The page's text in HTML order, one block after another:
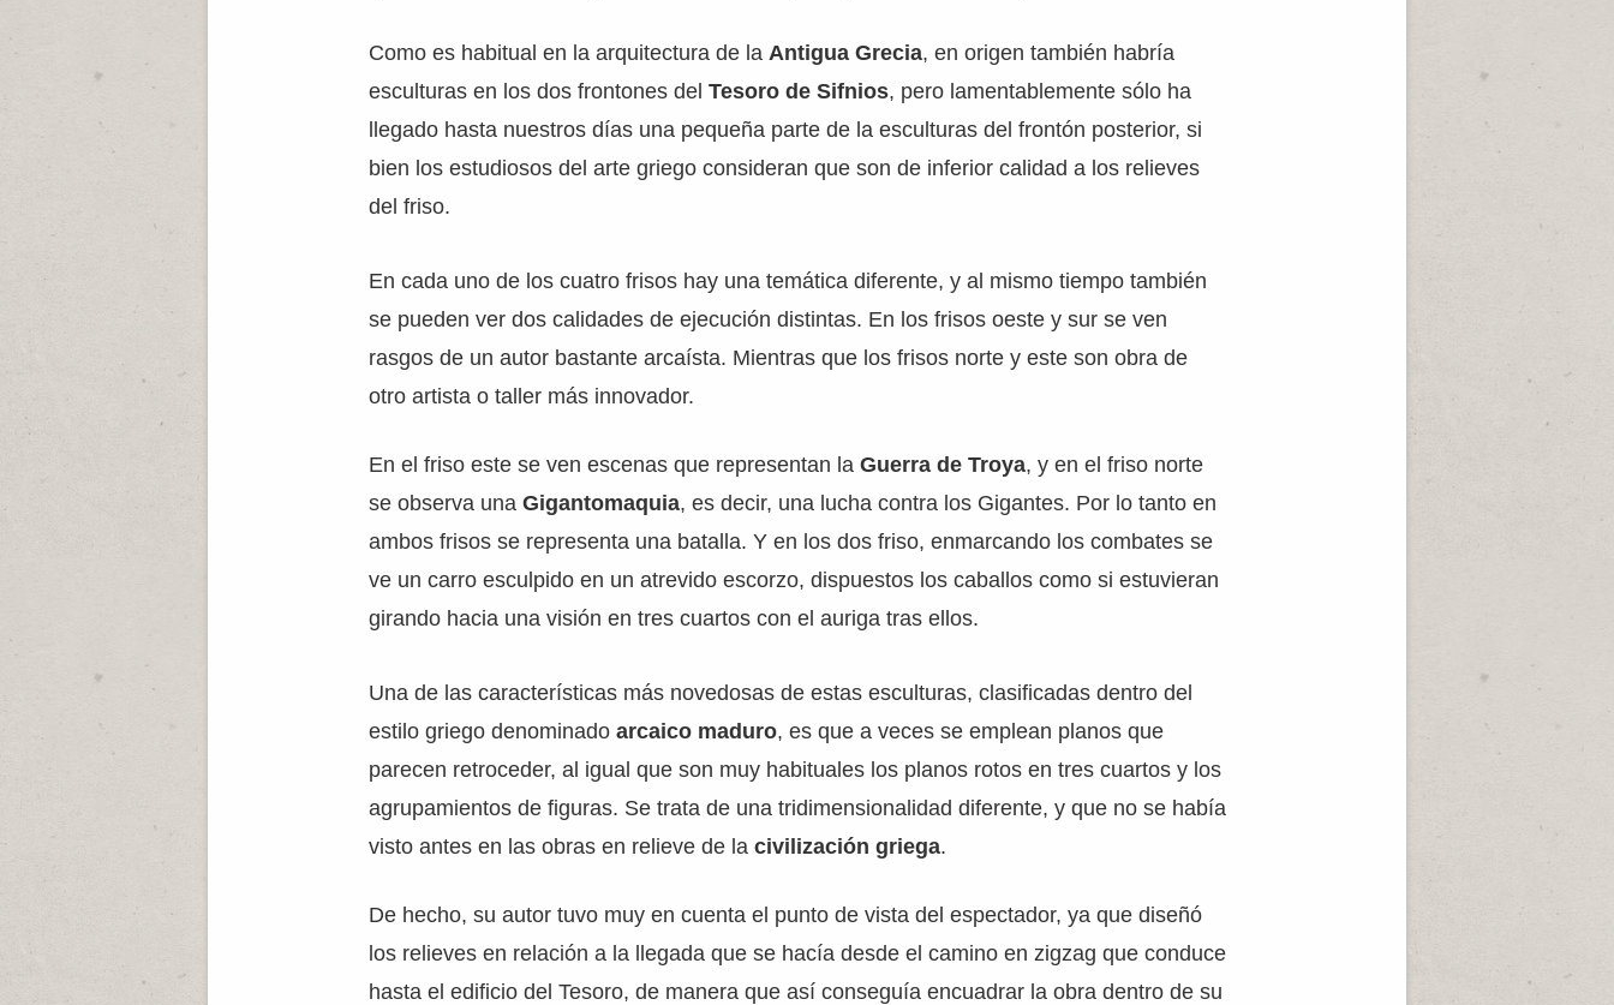
Como es habitual en la arquitectura de laAntigua Grecia, en origen también habría
esculturas en los dos frontones delTesoro de Sifnios, pero lamentablemente sólo ha
llegado hasta nuestros días una pequeña parte de la esculturas del frontón posterior, si
bien los estudiosos del arte griego consideran que son de inferior calidad a los relieves
del friso.
En cada uno de los cuatro frisos hay una temática diferente, y al mismo tiempo también
se pueden ver dos calidades de ejecución distintas. En los frisos oeste y sur se ven
rasgos de un autor bastante arcaísta. Mientras que los frisos norte y este son obra de
otro artista o taller más innovador.
En el friso este se ven escenas que representan laGuerra de Troya, y en el friso norte
se observa unaGigantomaquia, es decir, una lucha contra los Gigantes. Por lo tanto en
ambos frisos se representa una batalla. Y en los dos friso, enmarcando los combates se
ve un carro esculpido en un atrevido escorzo, dispuestos los caballos como si estuvieran
girando hacia una visión en tres cuartos con el auriga tras ellos.
Una de las características más novedosas de estas esculturas, clasificadas dentro del
estilo griego denominadoarcaico maduro, es que a veces se emplean planos que
parecen retroceder, al igual que son muy habituales los planos rotos en tres cuartos y los
agrupamientos de figuras. Se trata de una tridimensionalidad diferente, y que no se había
visto antes en las obras en relieve de lacivilización griega.
De hecho, su autor tuvo muy en cuenta el punto de vista del espectador, ya que diseñó
los relieves en relación a la llegada que se hacía desde el camino en zigzag que conduce
hasta el edificio del Tesoro, de manera que así conseguía encuadrar la obra dentro de su